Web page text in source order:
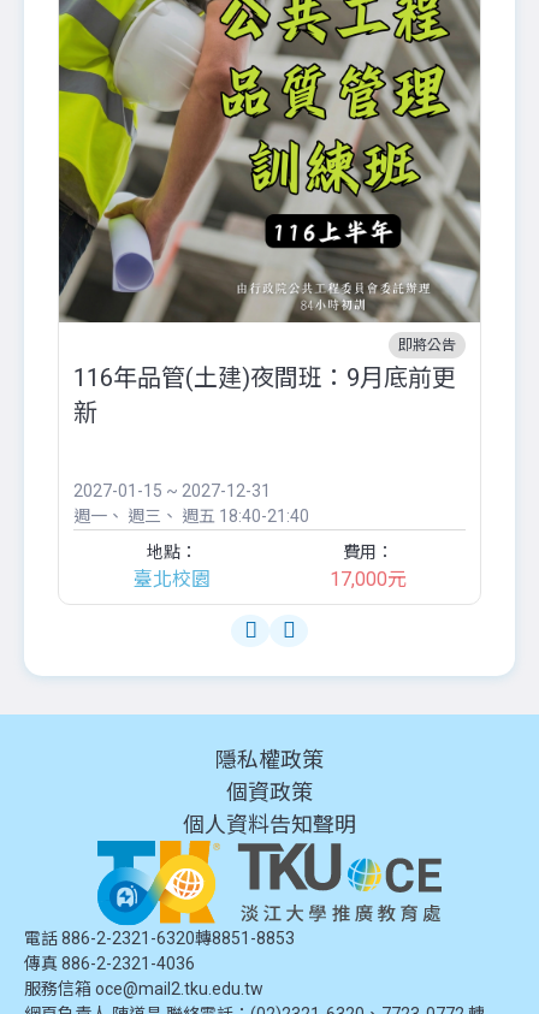
即將公告
116年品管(土建)夜間班：9月底前更
新
2027-01-15 ~ 2027-12-31
週一
週三 週五 18:40-21:40
地點：
臺北校園
費用：
17,000元
隱私權政策
個資政策
個人資料告知聲明
電話 886-2-2321-6320轉8851-8853
傳真 886-2-2321-4036
服務信箱 oce@mail2.tku.edu.tw